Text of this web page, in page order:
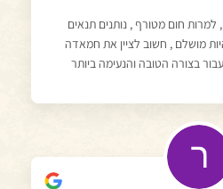
חום מטורף , נותנים תנאים
מושלם , חשוב לציין את חמאדה
בצורה הטובה והנעימה ביותר